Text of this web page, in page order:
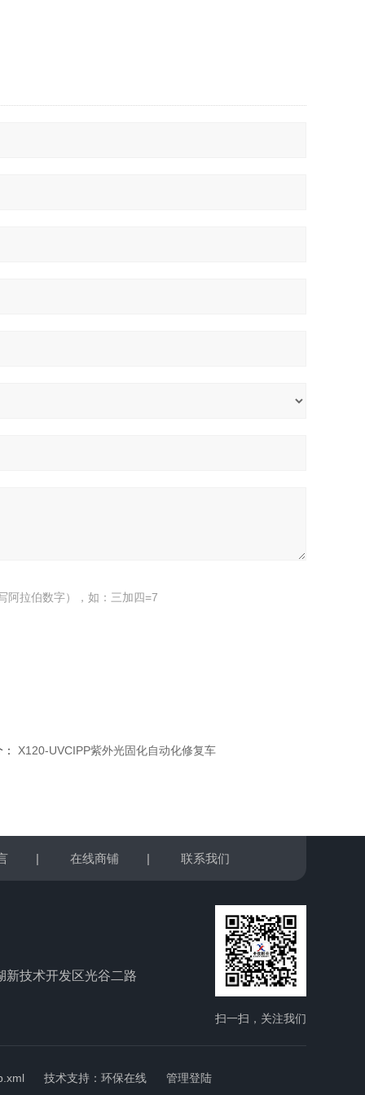
阿拉伯数字），如：三加四=7
X120-UVCIPP紫外光固化自动化修复车
| 在线商铺 | 联系我们
新技术开发区光谷二路
扫一扫，关注我们
技术支持： 环保在线 管理登陆